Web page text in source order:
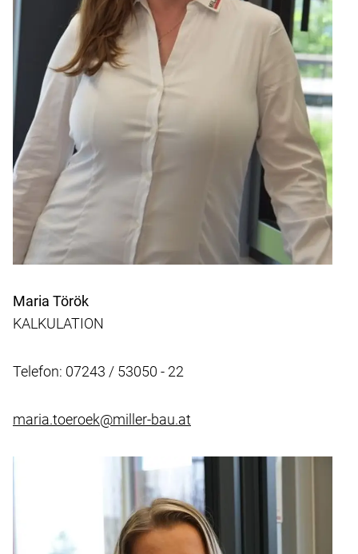
Maria Török
KALKULATION
Telefon: 07243 / 53050 - 22
maria.toeroek@miller-bau.at